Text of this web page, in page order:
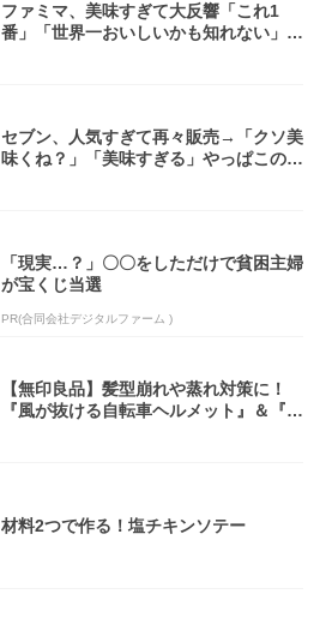
ファミマ、美味すぎて大反響「これ1
番」「世界一おいしいかも知れない」
セブン、人気すぎて再々販売→「クソ美
味くね？」「美味すぎる」やっぱこのク
「現実…？」〇〇をしただけで貧困主婦
が宝くじ当選
PR(合同会社デジタルファーム )
【無印良品】髪型崩れや蒸れ対策に！
『風が抜ける自転車ヘルメット』＆『2
材料2つで作る！塩チキンソテー